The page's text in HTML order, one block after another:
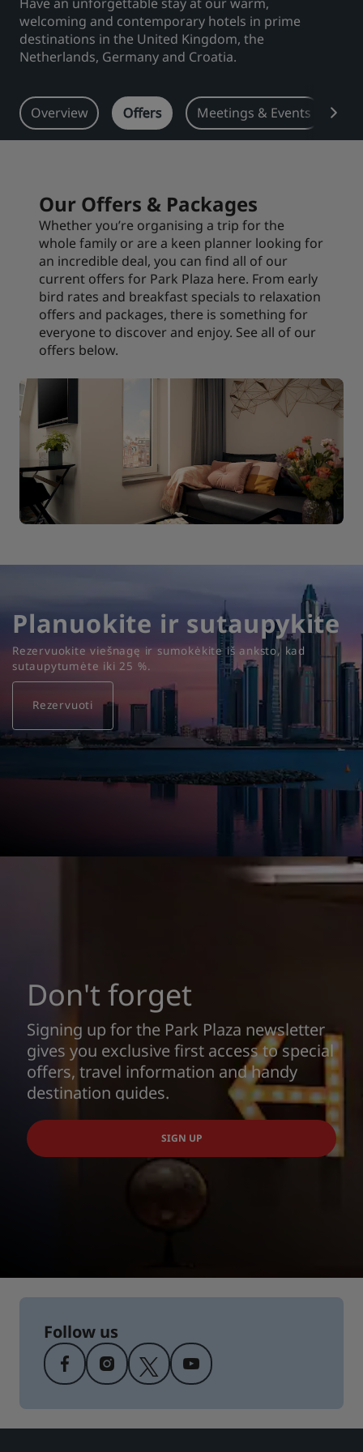
Park Plaza Park Inn by Radisson
Prize by Radisson Country Inn & Suites
Jin Jiang
Kunlun Golden Tulip
Viešbučiai miesto centre
welcoming and contemporary hotels in prime
destinations in the United Kingdom, the
Netherlands, Germany and Croatia.
Overview Offers Meetings & Events
Our Offers & Packages
Whether you’re organising a trip for the
whole family or are a keen planner looking for
an incredible deal, you can find all of our
current offers for Park Plaza here. From early
bird rates and breakfast specials to relaxation
offers and packages, there is something for
everyone to discover and enjoy. See all of our
offers below.
Planuokite ir sutaupykite
Rezervuokite viešnagę ir sumokėkite iš anksto, kad
sutaupytumėte iki 25 %.
Rezervuoti
Don't forget
Signing up for the Park Plaza newsletter
gives you exclusive first access to special
offers, travel information and handy
destination guides.
SIGN UP
Follow us